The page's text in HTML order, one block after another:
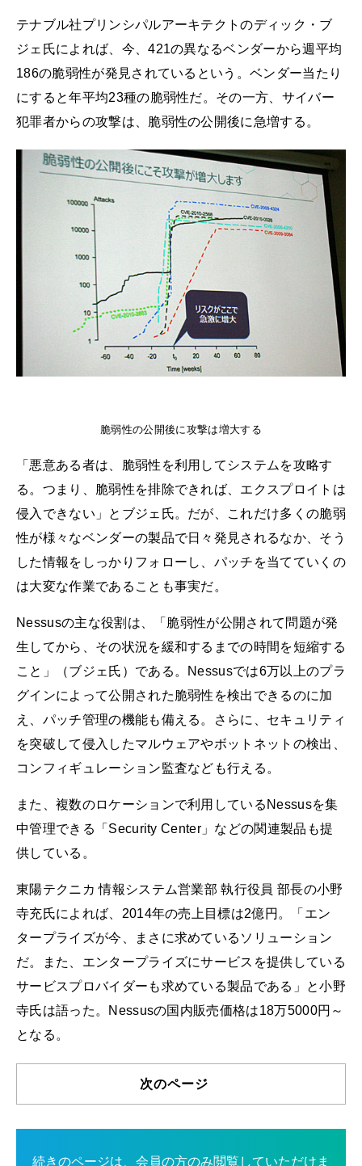
テナブル社プリンシパルアーキテクトのディック・ブ
ジェ氏によれば、今、421の異なるベンダーから週平均
186の脆弱性が発見されているという。ベンダー当たり
にすると年平均23種の脆弱性だ。その一方、サイバー
犯罪者からの攻撃は、脆弱性の公開後に急増する。
脆弱性の公開後に攻撃は増大する
「悪意ある者は、脆弱性を利用してシステムを攻略す
る。つまり、脆弱性を排除できれば、エクスプロイトは
侵入できない」とブジェ氏。だが、これだけ多くの脆弱
性が様々なベンダーの製品で日々発見されるなか、そう
した情報をしっかりフォローし、パッチを当てていくの
は大変な作業であることも事実だ。
Nessusの主な役割は、「脆弱性が公開されて問題が発
生してから、その状況を緩和するまでの時間を短縮する
こと」（ブジェ氏）である。Nessusでは6万以上のプラ
グインによって公開された脆弱性を検出できるのに加
え、パッチ管理の機能も備える。さらに、セキュリティ
を突破して侵入したマルウェアやボットネットの検出、
コンフィギュレーション監査なども行える。
また、複数のロケーションで利用しているNessusを集
中管理できる「Security Center」などの関連製品も提
供している。
東陽テクニカ 情報システム営業部 執行役員 部長の小野
寺充氏によれば、2014年の売上目標は2億円。「エン
タープライズが今、まさに求めているソリューション
だ。また、エンタープライズにサービスを提供している
サービスプロバイダーも求めている製品である」と小野
寺氏は語った。Nessusの国内販売価格は18万5000円～
となる。
次のページ
続きのページは、会員の方のみ閲覧していただけま